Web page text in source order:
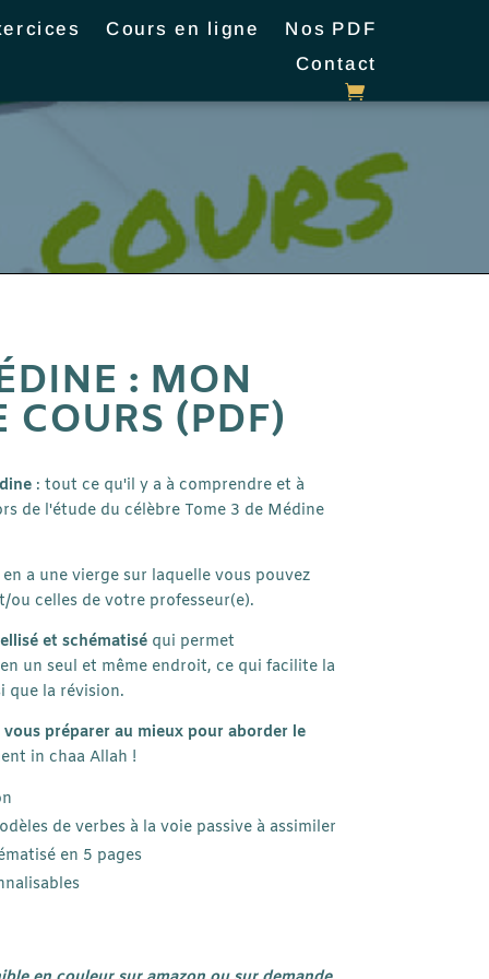
Cours en ligne Nos PDF
Contact
: MON
COURS (PDF)
: tout ce qu'il y a à comprendre et à
de l'étude du célèbre Tome 3 de Médine
a une vierge sur laquelle vous pouvez
ou celles de votre professeur(e).
et schématiséqui permet
un seul et même endroit, ce qui facilite la
que la révision.
préparer au mieux pour aborder le
in chaa Allah !
de verbes à la voie passive à assimiler
en 5 pages